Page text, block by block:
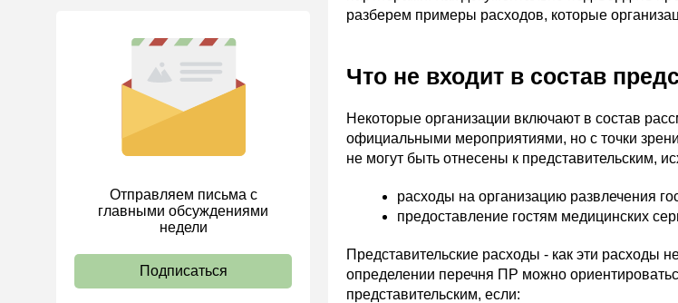
Отправляем письма с
главными обсуждениями
недели
Подписаться
разберем примеры расходов, которые
Что не входит в состав
Некоторые организации включают в состав
официальными мероприятиями, но с точки
не могут быть отнесены к представительским,
расходы на организацию развлечения
предоставление гостям медицинских
Представительские расходы - как эти расходы
определении перечня ПР можно
представительским, если: